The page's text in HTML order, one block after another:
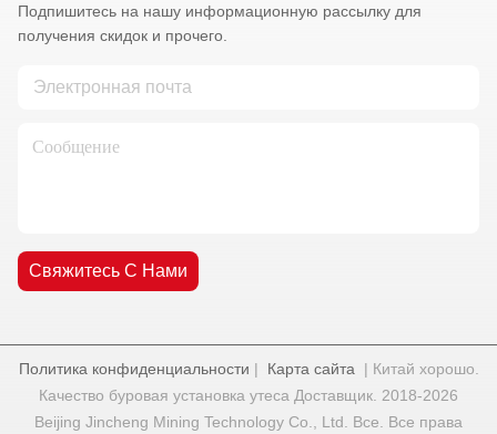
Подпишитесь на нашу информационную рассылку для
получения скидок и прочего.
Свяжитесь С Нами
Политика конфиденциальности | Карта сайта | Китай хорошо.
Качество буровая установка утеса Доставщик. 2018-2026
Beijing Jincheng Mining Technology Co., Ltd. Все. Все права